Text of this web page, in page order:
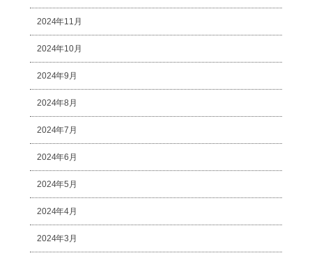
2024年11月
2024年10月
2024年9月
2024年8月
2024年7月
2024年6月
2024年5月
2024年4月
2024年3月